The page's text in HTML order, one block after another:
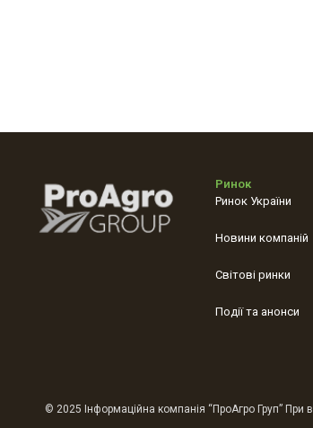
Ринок
Ринок України
Новини компаній
Світові ринки
Події та анонси
© 2025 Інформаційна компанія “ПроАгро Груп” При